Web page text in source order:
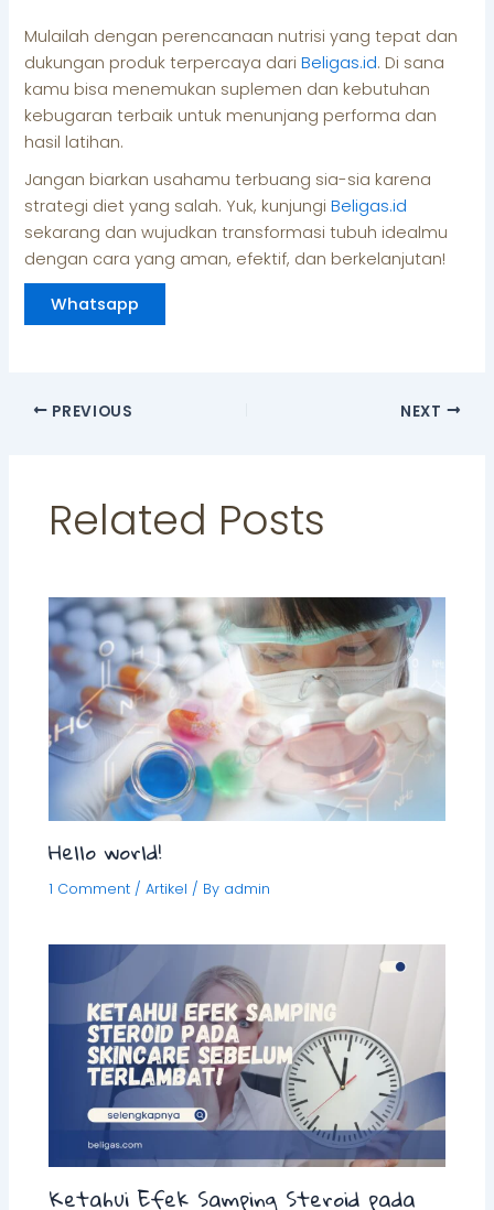
Mulailah dengan perencanaan nutrisi yang tepat dan
dukungan produk terpercaya dari Beligas.id. Di sana
kamu bisa menemukan suplemen dan kebutuhan
kebugaran terbaik untuk menunjang performa dan
hasil latihan.
Jangan biarkan usahamu terbuang sia-sia karena
strategi diet yang salah. Yuk, kunjungiBeligas.id
sekarang dan wujudkan transformasi tubuh idealmu
dengan cara yang aman, efektif, dan berkelanjutan!
Whatsapp
PREVIOUS NEXT
Related Posts
Hello world!
1 Comment /Artikel / By admin
Ketahui Efek Samping Steroid pada